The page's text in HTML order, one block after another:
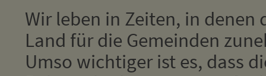
Wir leben in Zeiten, in denen
Land für die Gemeinden
Umso wichtiger ist es, dass